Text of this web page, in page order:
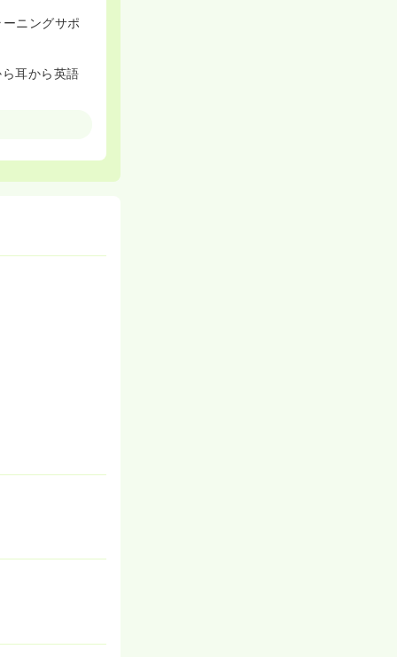
ニングサポ
耳から英語